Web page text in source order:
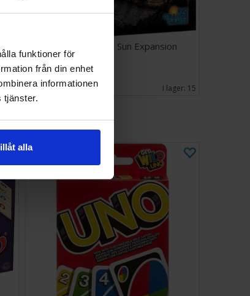
funktioner för
från din enhet
informationen
tjänster.
alla
in:
15
Dominion Rising Sun Expansion
639 SEK I lager: 15